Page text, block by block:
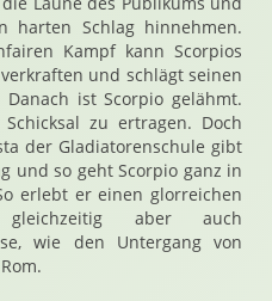
harten Schlag hinnehmen.
Kampf kann Scorpios
und schlägt seinen
ist Scorpio gelähmt.
zu ertragen. Doch
der Gladiatorenschule gibt
und so geht Scorpio ganz in
erlebt er einen glorreichen
aber auch
wie den Untergang von